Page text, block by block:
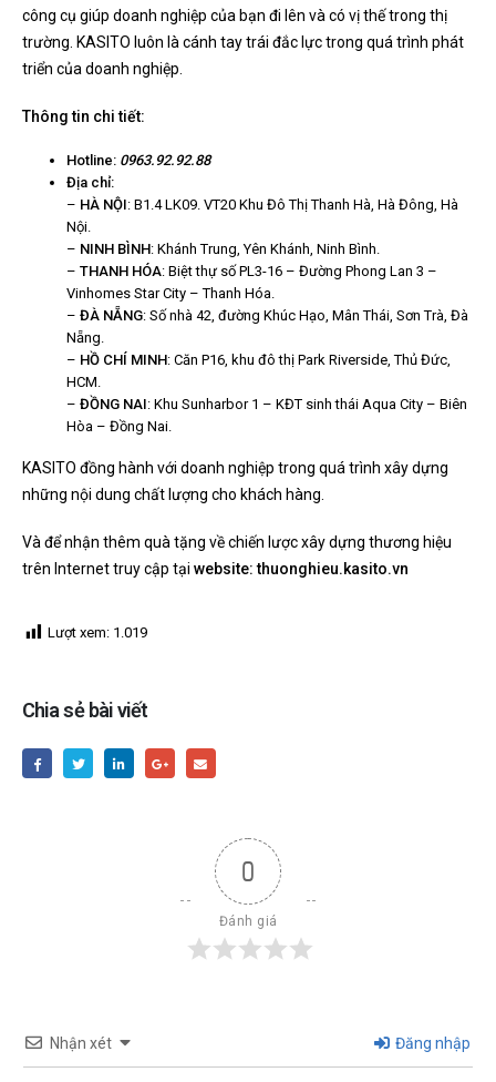
công cụ giúp doanh nghiệp của bạn đi lên và có vị thế trong thị
trường. KASITO luôn là cánh tay trái đắc lực trong quá trình phát
triển của doanh nghiệp.
Thông tin chi tiết:
Hotline: 0963.92.92.88
Địa chỉ:
– HÀ NỘI: B1.4 LK09. VT20 Khu Đô Thị Thanh Hà, Hà Đông, Hà
Nội.
– NINH BÌNH: Khánh Trung, Yên Khánh, Ninh Bình.
– THANH HÓA: Biệt thự số PL3-16 – Đường Phong Lan 3 –
Vinhomes Star City – Thanh Hóa.
– ĐÀ NẴNG: Số nhà 42, đường Khúc Hạo, Mân Thái, Sơn Trà, Đà
Nẵng.
– HỒ CHÍ MINH: Căn P16, khu đô thị Park Riverside, Thủ Đức,
HCM.
– ĐỒNG NAI: Khu Sunharbor 1 – KĐT sinh thái Aqua City – Biên
Hòa – Đồng Nai.
KASITO đồng hành với doanh nghiệp trong quá trình xây dựng
những nội dung chất lượng cho khách hàng.
Và để nhận thêm quà tặng về chiến lược xây dựng thương hiệu
trên Internet truy cập tại website: thuonghieu.kasito.vn
Lượt xem: 1.019
Chia sẻ bài viết
0
Đánh giá
Nhận xét Đăng nhập